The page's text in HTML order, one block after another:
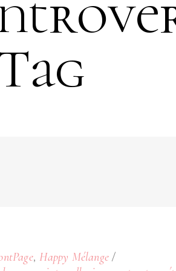
, Happy Mélange